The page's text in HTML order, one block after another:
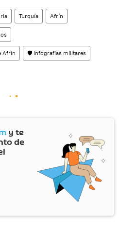
Turquía Afrín
Afrín 🛡️ Infografías militares
y te
de